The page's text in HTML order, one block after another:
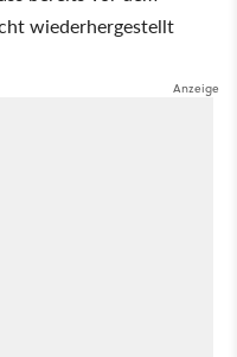
wiederhergestellt